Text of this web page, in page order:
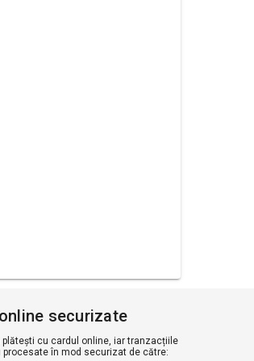
securizate
plătești cu cardul online, iar tranzacțiile
procesate în mod securizat de către: